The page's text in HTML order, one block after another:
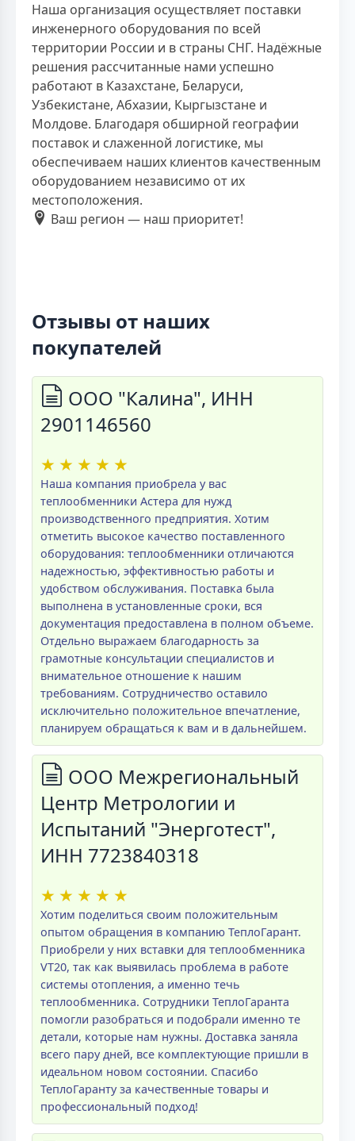
Наша организация осуществляет поставки
инженерного оборудования по всей
территории России и в страны СНГ. Надёжные
решения рассчитанные нами успешно
работают в Казахстане, Беларуси,
Узбекистане, Абхазии, Кыргызстане и
Молдове. Благодаря обширной географии
поставок и слаженной логистике, мы
обеспечиваем наших клиентов качественным
оборудованием независимо от их
местоположения.
Ваш регион — наш приоритет!
Отзывы от наших
покупателей
ООО "Калина", ИНН
2901146560
★ ★ ★ ★ ★
Наша компания приобрела у вас
теплообменники Астера для нужд
производственного предприятия. Хотим
отметить высокое качество поставленного
оборудования: теплообменники отличаются
надежностью, эффективностью работы и
удобством обслуживания. Поставка была
выполнена в установленные сроки, вся
документация предоставлена в полном объеме.
Отдельно выражаем благодарность за
грамотные консультации специалистов и
внимательное отношение к нашим
требованиям. Сотрудничество оставило
исключительно положительное впечатление,
планируем обращаться к вам и в дальнейшем.
ООО Межрегиональный
Центр Метрологии и
Испытаний "Энерготест",
ИНН 7723840318
★ ★ ★ ★ ★
Хотим поделиться своим положительным
опытом обращения в компанию ТеплоГарант.
Приобрели у них вставки для теплообменника
VT20, так как выявилась проблема в работе
системы отопления, а именно течь
теплообменника. Сотрудники ТеплоГаранта
помогли разобраться и подобрали именно те
детали, которые нам нужны. Доставка заняла
всего пару дней, все комплектующие пришли в
идеальном новом состоянии. Спасибо
ТеплоГаранту за качественные товары и
профессиональный подход!